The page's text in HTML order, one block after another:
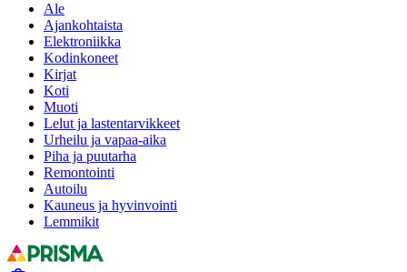
Ale
Ajankohtaista
Elektroniikka
Kodinkoneet
Kirjat
Koti
Muoti
Lelut ja lastentarvikkeet
Urheilu ja vapaa-aika
Piha ja puutarha
Remontointi
Autoilu
Kauneus ja hyvinvointi
Lemmikit